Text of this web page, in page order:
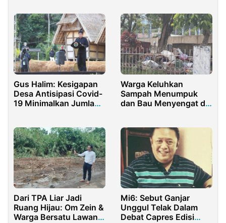
Gus Halim: Kesigapan
Desa Antisipasi Covid-
19 Minimalkan Jumlah
Warga Keluhkan
Sampah Menumpuk
dan Bau Menyengat di
Dari TPA Liar Jadi
Ruang Hijau: Om Zein &
Warga Bersatu Lawan
Mi6: Sebut Ganjar
Unggul Telak Dalam
Debat Capres Edisi